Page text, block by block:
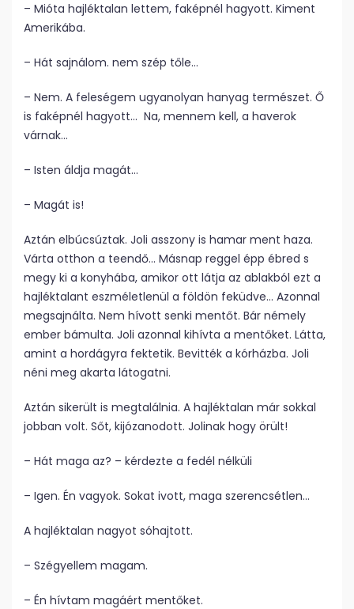
– Mióta hajléktalan lettem, faképnél hagyott. Kiment
Amerikába.
– Hát sajnálom. nem szép tőle…
– Nem. A feleségem ugyanolyan hanyag természet. Ő
is faképnél hagyott… Na, mennem kell, a haverok
várnak…
– Isten áldja magát…
– Magát is!
Aztán elbúcsúztak. Joli asszony is hamar ment haza.
Várta otthon a teendő… Másnap reggel épp ébred s
megy ki a konyhába, amikor ott látja az ablakból ezt a
hajléktalant eszméletlenül a földön feküdve… Azonnal
megsajnálta. Nem hívott senki mentőt. Bár némely
ember bámulta. Joli azonnal kihívta a mentőket. Látta,
amint a hordágyra fektetik. Bevitték a kórházba. Joli
néni meg akarta látogatni.
Aztán sikerült is megtalálnia. A hajléktalan már sokkal
jobban volt. Sőt, kijózanodott. Jolinak hogy örült!
– Hát maga az? – kérdezte a fedél nélküli
– Igen. Én vagyok. Sokat ivott, maga szerencsétlen…
A hajléktalan nagyot sóhajtott.
– Szégyellem magam.
– Én hívtam magáért mentőket.